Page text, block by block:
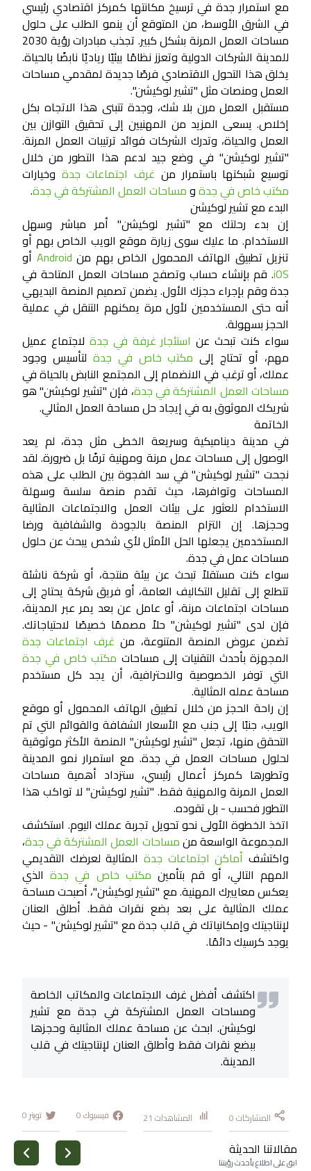
مع استمرار جدة في ترسيخ مكانتها كمركز اقتصادي رئيسي
في الشرق الأوسط، من المتوقع أن ينمو الطلب على حلول
مساحات العمل المرنة بشكل كبير. تجذب مبادرات رؤية 2030
للمدينة الشركات الدولية وتعزز نظامًا بيئيًا رياديًا نابضًا بالحياة.
يخلق هذا التحول الاقتصادي فرصًا جديدة لمقدمي مساحات
العمل ومنصات مثل "تشير لوكيشن".
مستقبل العمل مرن بلا شك، وجدة تتبنى هذا الاتجاه بكل
إخلاص. يسعى المزيد من المهنيين إلى تحقيق التوازن بين
العمل والحياة، وتدرك الشركات فوائد ترتيبات العمل المرنة.
"تشير لوكيشن" في وضع جيد لدعم هذا التطور من خلال
توسيع شبكتها باستمرار من غرف اجتماعات جدة وخيارات
مكتب خاص في جدةومساحات العمل المشتركة في جدة.
البدء مع تشير لوكيشن
إن بدء رحلتك مع "تشير لوكيشن" أمر مباشر وسهل
الاستخدام. ما عليك سوى زيارة موقع الويب الخاص بهم أو
تنزيل تطبيق الهاتف المحمول الخاص بهم من Android أو
iOS. قم بإنشاء حساب وتصفح مساحات العمل المتاحة في
جدة وقم بإجراء حجزك الأول. يضمن تصميم المنصة البديهي
أنه حتى المستخدمين لأول مرة يمكنهم التنقل في عملية
الحجز بسهولة.
سواء كنت تبحث عن استئجار غرفة في جدة لاجتماع عميل
مهم، أو تحتاج إلى مكتب خاص في جدة لتأسيس وجود
عملك، أو ترغب في الانضمام إلى المجتمع النابض بالحياة في
مساحات العمل المشتركة في جدة، فإن "تشير لوكيشن" هو
شريكك الموثوق به في إيجاد حل مساحة العمل المثالي.
الخاتمة
في مدينة ديناميكية وسريعة الخطى مثل جدة، لم يعد
الوصول إلى مساحات عمل مرنة ومهنية ترفًا بل ضرورة. لقد
نجحت "تشير لوكيشن" في سد الفجوة بين الطلب على هذه
المساحات وتوافرها، حيث تقدم منصة سلسة وسهلة
الاستخدام للعثور على بيئات العمل والاجتماعات المثالية
وحجزها. إن التزام المنصة بالجودة والشفافية ورضا
المستخدمين يجعلها الحل الأمثل لأي شخص يبحث عن حلول
مساحات عمل في جدة.
سواء كنت مستقلاً تبحث عن بيئة منتجة، أو شركة ناشئة
تتطلع إلى تقليل التكاليف العامة، أو فريق شركة يحتاج إلى
مساحات اجتماعات مرنة، أو عامل عن بعد يمر عبر المدينة،
فإن لدى "تشير لوكيشن" حلاً مصممًا خصيصًا لاحتياجاتك.
تضمن عروض المنصة المتنوعة، من غرف اجتماعات جدة
المجهزة بأحدث التقنيات إلى مساحات مكتب خاص في جدة
التي توفر الخصوصية والاحترافية، أن يجد كل مستخدم
مساحة عمله المثالية.
إن راحة الحجز من خلال تطبيق الهاتف المحمول أو موقع
الويب، جنبًا إلى جنب مع الأسعار الشفافة والقوائم التي تم
التحقق منها، تجعل "تشير لوكيشن" المنصة الأكثر موثوقية
لحلول مساحات العمل في جدة. مع استمرار نمو المدينة
وتطورها كمركز أعمال رئيسي، ستزداد أهمية مساحات
العمل المرنة والمهنية فقط. "تشير لوكيشن" لا تواكب هذا
التطور فحسب - بل تقوده.
اتخذ الخطوة الأولى نحو تحويل تجربة عملك اليوم. استكشف
المجموعة الواسعة منمساحات العمل المشتركة في جدة،
واكتشف أماكن اجتماعات جدة المثالية لعرضك التقديمي
المهم التالي، أو قم بتأمين مكتب خاص في جدةالذي
يعكس معاييرك المهنية. مع "تشير لوكيشن"، أصبحت مساحة
عملك المثالية على بعد بضع نقرات فقط. أطلق العنان
لإنتاجيتك وإمكانياتك في قلب جدة مع "تشير لوكيشن" - حيث
يوجد كرسيك دائمًا.
اكتشف أفضل غرف الاجتماعات والمكاتب الخاصة
ومساحات العمل المشتركة في جدة مع تشير
لوكيشن. ابحث عن مساحة عملك المثالية وحجزها
ببضع نقرات فقط وأطلق العنان لإنتاجيتك في قلب
المدينة.
المشاركات0 المشاهدات 21 فيسبوك0 تويتر0
مقالاتنا الحديثة
ابق على اطلاع بأحدث رؤيتنا